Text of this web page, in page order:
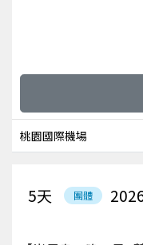
桃園國際機場
團體
5天